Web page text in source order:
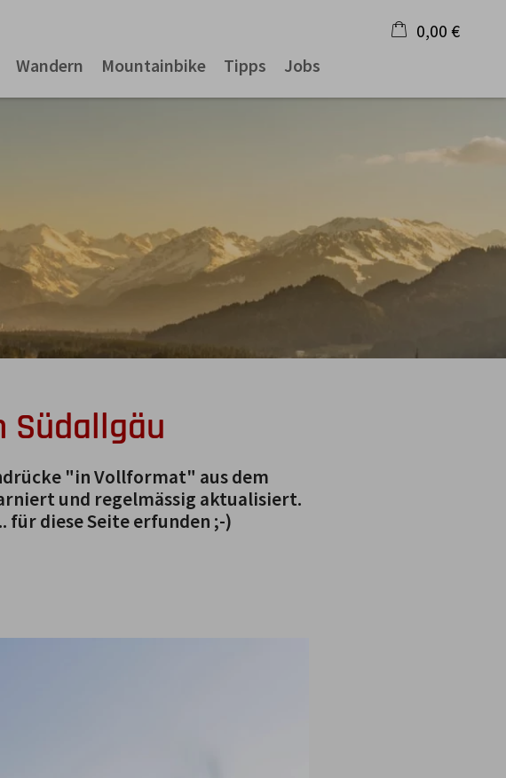
Wandern Mountainbike Tipps Jobs
0,00 €
Warenkorb ist leer
Südallgäu
"in Vollformat" aus dem
und regelmässig aktualisiert.
für diese Seite erfunden ;-)